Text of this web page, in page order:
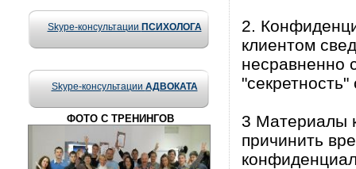
Skype-консультации ПСИХОЛОГА
Skype-консультации АДВОКАТА
ФОТО С ТРЕНИНГОВ
2.
клиентом
несравненно
3 Материалы
причинить